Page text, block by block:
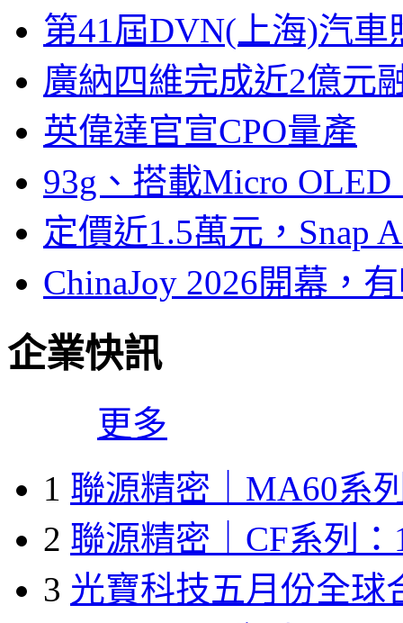
第41屆DVN(上海)汽
廣納四維完成近2億元
英偉達官宣CPO量產
93g、搭載Micro
定價近1.5萬元，Snap
ChinaJoy 2026開幕，
企業快訊
更多
1 聯源精密｜MA60系
2 聯源精密｜CF系列：
3 光寶科技五月份全球